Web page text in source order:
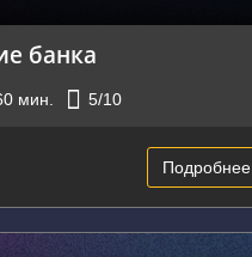
банка
мин. 5/10
Подробнее